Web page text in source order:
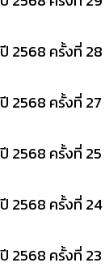
2568 ครั้งที่
2568 ครั้งที่
2568 ครั้งที่
2568 ครั้งที่
2568 ครั้งที่